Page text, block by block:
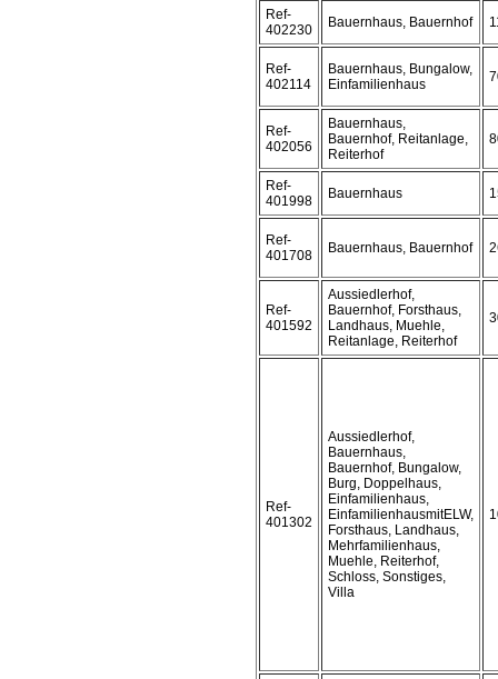
Ref-
402230
Bauernhaus, Bauernhof
Ref-
402114
Bauernhaus, Bungalow,
Einfamilienhaus
Ref-
402056
Bauernhaus,
Bauernhof, Reitanlage,
Reiterhof
Ref-
401998
Bauernhaus
Ref-
401708
Bauernhaus, Bauernhof
Ref-
401592
Aussiedlerhof,
Bauernhof, Forsthaus,
Landhaus, Muehle,
Reitanlage, Reiterhof
Ref-
401302
Aussiedlerhof,
Bauernhaus,
Bauernhof, Bungalow,
Burg, Doppelhaus,
Einfamilienhaus,
EinfamilienhausmitELW,
Forsthaus, Landhaus,
Mehrfamilienhaus,
Muehle, Reiterhof,
Schloss, Sonstiges,
Villa